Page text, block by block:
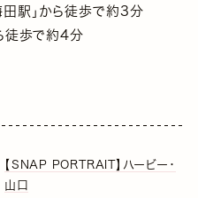
駅」から徒歩で約3分
徒歩で約4分
【SNAP PORTRAIT】ハービー・
山口